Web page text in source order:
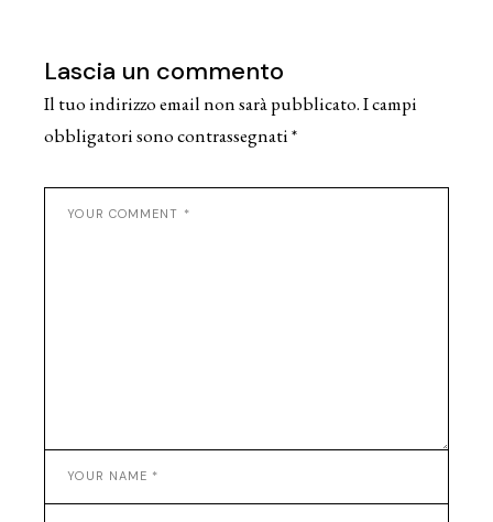
Lascia un commento
Il tuo indirizzo email non sarà pubblicato.I campi
obbligatori sono contrassegnati*